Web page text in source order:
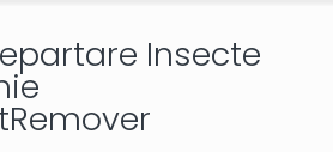
Insecte